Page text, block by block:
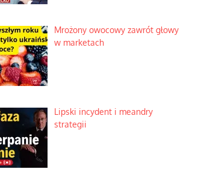
Mrożony owocowy zawrót głowy
w marketach
Lipski incydent i meandry
strategii